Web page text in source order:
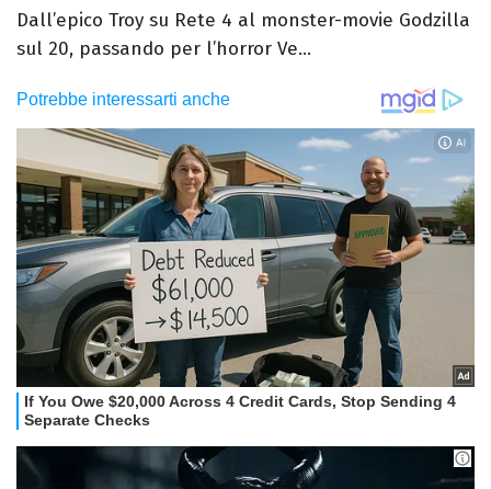
Dall’epico Troy su Rete 4 al monster-movie Godzilla
sul 20, passando per l’horror Ve...